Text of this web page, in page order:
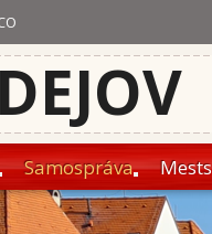
Samospráva